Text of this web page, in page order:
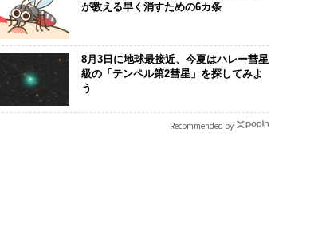
が教える早く消すための6カ条
8月3日に地球最接近、今夏はハレー彗星
級の「テンペル第2彗星」を探してみよ
う
Recommended by